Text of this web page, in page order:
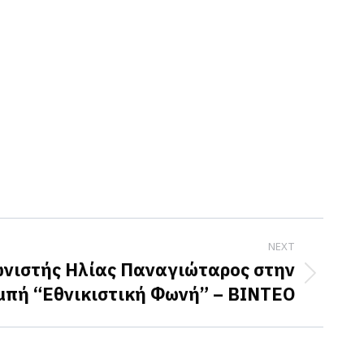
NEXT
Ηλίας Παναγιώταρος στην
“Εθνικιστική Φωνή” – ΒΙΝΤΕΟ